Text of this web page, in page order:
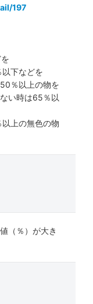
197
下などを
％以上の物を
い時は65％以
上の無色の物
（％）が大き